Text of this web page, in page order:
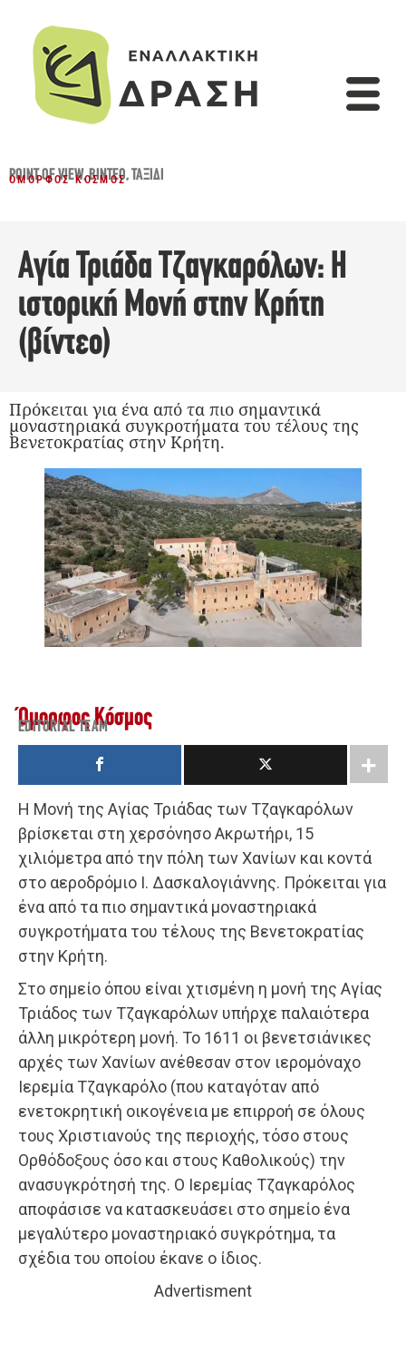
POINT OF VIEW,ΒΊΝΤΕΟ,ΤΑΞΊΔΙ
ΌΜΟΡΦΟΣ ΚΌΣΜΟΣ
Αγία Τριάδα Τζαγκαρόλων: Η
ιστορική Μονή στην Κρήτη
(βίντεο)
Πρόκειται για ένα από τα πιο σημαντικά
μοναστηριακά συγκροτήματα του τέλους της
Βενετοκρατίας στην Κρήτη.
Όμορφος Κόσμος
EDITORIAL TEAM
Η Μονή της Αγίας Τριάδας των Τζαγκαρόλων
βρίσκεται στη χερσόνησο Ακρωτήρι, 15
χιλιόμετρα από την πόλη των Χανίων και κοντά
στο αεροδρόμιο Ι. Δασκαλογιάννης. Πρόκειται για
ένα από τα πιο σημαντικά μοναστηριακά
συγκροτήματα του τέλους της Βενετοκρατίας
στην Κρήτη.
Στο σημείο όπου είναι χτισμένη η μονή της Αγίας
Τριάδος των Τζαγκαρόλων υπήρχε παλαιότερα
άλλη μικρότερη μονή. Το 1611 οι βενετσιάνικες
αρχές των Χανίων ανέθεσαν στον ιερομόναχο
Ιερεμία Τζαγκαρόλο (που καταγόταν από
ενετοκρητική οικογένεια με επιρροή σε όλους
τους Χριστιανούς της περιοχής, τόσο στους
Ορθόδοξους όσο και στους Καθολικούς) την
ανασυγκρότησή της. Ο Ιερεμίας Τζαγκαρόλος
αποφάσισε να κατασκευάσει στο σημείο ένα
μεγαλύτερο μοναστηριακό συγκρότημα, τα
σχέδια του οποίου έκανε ο ίδιος.
Advertisment